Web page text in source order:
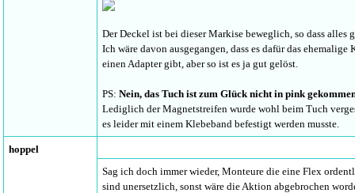
Der Deckel ist bei dieser Markise beweglich, so dass alles
Ich wäre davon ausgegangen, dass es dafür das
einen Adapter gibt, aber so ist es ja gut gelöst.
PS: Nein, das Tuch ist zum Glück nicht in pink
Lediglich der Magnetstreifen wurde wohl beim Tuch
es leider mit einem Klebeband befestigt werden musste.
hoppel
Sag ich doch immer wieder, Monteure die eine Flex
sind unersetzlich, sonst wäre die Aktion abgebrochen